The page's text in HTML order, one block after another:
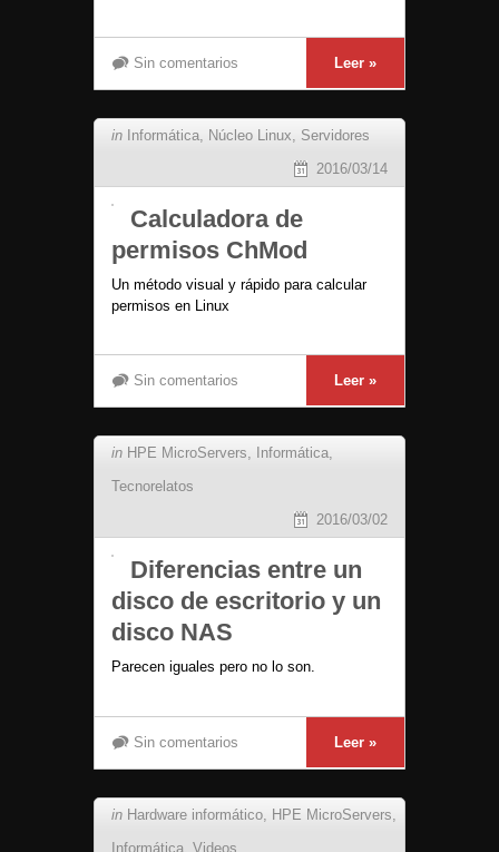
Sin comentarios Leer »
in Informática Núcleo Linux
Servidores
2016/03/14
Calculadora de
permisos ChMod
Un método visual y rápido para calcular
permisos en Linux
Sin comentarios Leer »
in HPE MicroServers, Informática,
Tecnorelatos
2016/03/02
Diferencias entre un
disco de escritorio y un
disco NAS
Parecen iguales pero no lo son.
Sin comentarios Leer »
in Hardware informático HPE MicroServers
Informática Videos